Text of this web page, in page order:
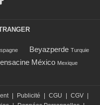
Beyazperde Turquie
México Mexique
| Publicité | CGU | CGV |